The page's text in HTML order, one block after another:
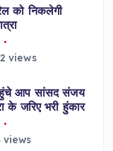
को निकलेगी
views
आप सांसद संजय
के जरिए भरी हुंकार
views